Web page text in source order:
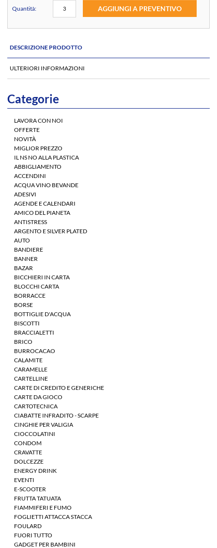
Quantità: AGGIUNGI A PREVENTIVO
DESCRIZIONE PRODOTTO
ULTERIORI INFORMAZIONI
Categorie
LAVORA CON NOI
OFFERTE
NOVITÀ
MIGLIOR PREZZO
IL NS NO ALLA PLASTICA
ABBIGLIAMENTO
ACCENDINI
ACQUA VINO BEVANDE
ADESIVI
AGENDE E CALENDARI
AMICO DEL PIANETA
ANTISTRESS
ARGENTO E SILVER PLATED
AUTO
BANDIERE
BANNER
BAZAR
BICCHIERI IN CARTA
BLOCCHI CARTA
BORRACCE
BORSE
BOTTIGLIE D'ACQUA
BISCOTTI
BRACCIALETTI
BRICO
BURROCACAO
CALAMITE
CARAMELLE
CARTELLINE
CARTE DI CREDITO E GENERICHE
CARTE DA GIOCO
CARTOTECNICA
CIABATTE INFRADITO - SCARPE
CINGHIE PER VALIGIA
CIOCCOLATINI
CONDOM
CRAVATTE
DOLCEZZE
ENERGY DRINK
EVENTI
E-SCOOTER
FRUTTA TATUATA
FIAMMIFERI E FUMO
FOGLIETTI ATTACCA STACCA
FOULARD
FUORI TUTTO
GADGET PER BAMBINI